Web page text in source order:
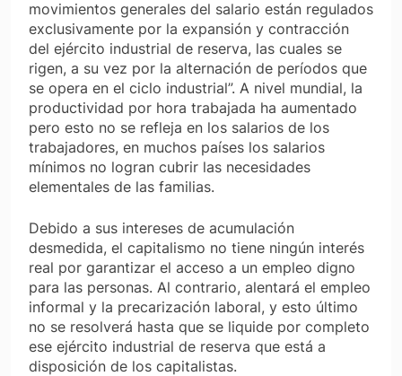
movimientos generales del salario están regulados
exclusivamente por la expansión y contracción
del ejército industrial de reserva, las cuales se
rigen, a su vez por la alternación de períodos que
se opera en el ciclo industrial”. A nivel mundial, la
productividad por hora trabajada ha aumentado
pero esto no se refleja en los salarios de los
trabajadores, en muchos países los salarios
mínimos no logran cubrir las necesidades
elementales de las familias.
Debido a sus intereses de acumulación
desmedida, el capitalismo no tiene ningún interés
real por garantizar el acceso a un empleo digno
para las personas. Al contrario, alentará el empleo
informal y la precarización laboral, y esto último
no se resolverá hasta que se liquide por completo
ese ejército industrial de reserva que está a
disposición de los capitalistas.